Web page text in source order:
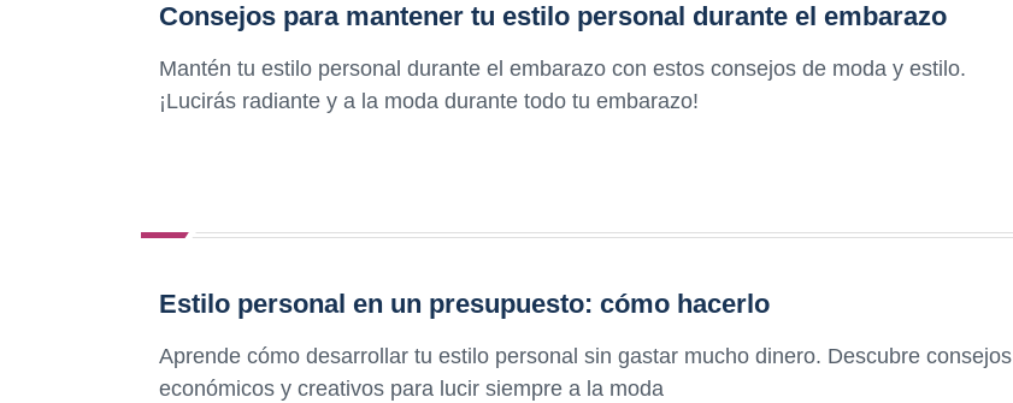
Consejos para mantener tu estilo personal durante el embarazo
Mantén tu estilo personal durante el embarazo con estos consejos de moda y estilo.
¡Lucirás radiante y a la moda durante todo tu embarazo!
Estilo personal en un presupuesto: cómo hacerlo
Aprende cómo desarrollar tu estilo personal sin gastar mucho dinero. Descubre consejos
económicos y creativos para lucir siempre a la moda